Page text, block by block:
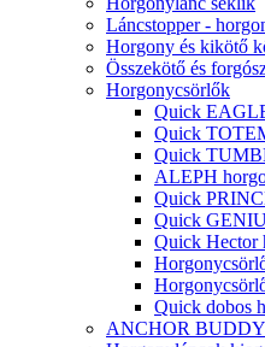
Láncstopper -
Horgony és kikötő
Összekötő és
Horgonycsörlők
Quick
Quick
Quick
ALEPH
Quick
Quick
Quick Hector
Quick dobos
ANCHOR BUDDY